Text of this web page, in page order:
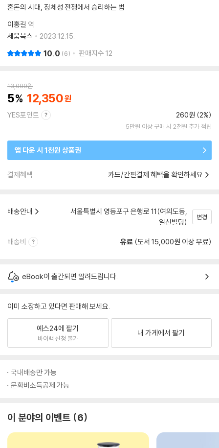
혼돈의 시대, 정체성 전쟁에서 승리하는 법
이홍길 역
세움북스
2023.12.15.
10.0 6 판매지수 12
13,000원
5 12,350
YES포인트 260원 (2%)
5만원 이상 구매 시 2천원 추가 적립
앱 다운 시 1천원 상품권
결제혜택 카드/간편결제 혜택을 확인하세요
배송안내
서울특별시 영등포구 은행로 11(여의도동,
일신빌딩)
변경
배송비 유료 (도서 15,000원 이상 무료)
eBook이 출간되면 알려드립니다.
이미 소장하고 있다면 판매해 보세요.
예스24에 팔기
바이백 신청 불가
내 가게에서 팔기
국내배송만 가능
문화비소득공제 가능
이 분야의 이벤트 6